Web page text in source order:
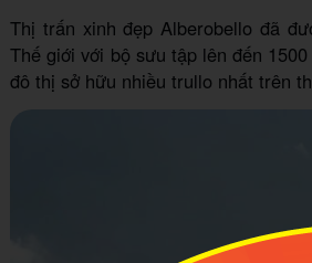
Thị trấn xinh đẹp Alberobello đã
Thế giới với bộ sưu tập lên đến
đô thị sở hữu nhiều trullo nhất trên